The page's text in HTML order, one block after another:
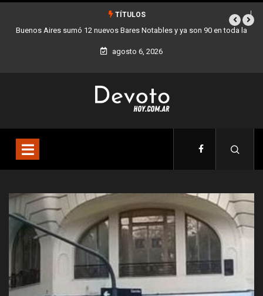
TÍTULOS
Los stands móviles de la Ciudad llegan esta semana a Villa Devoto
agosto 6, 2026